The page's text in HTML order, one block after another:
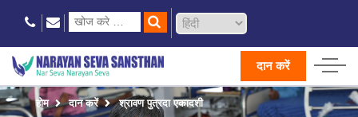
दान करें
होम दान करें श्रावण पुत्रदा एकादशी